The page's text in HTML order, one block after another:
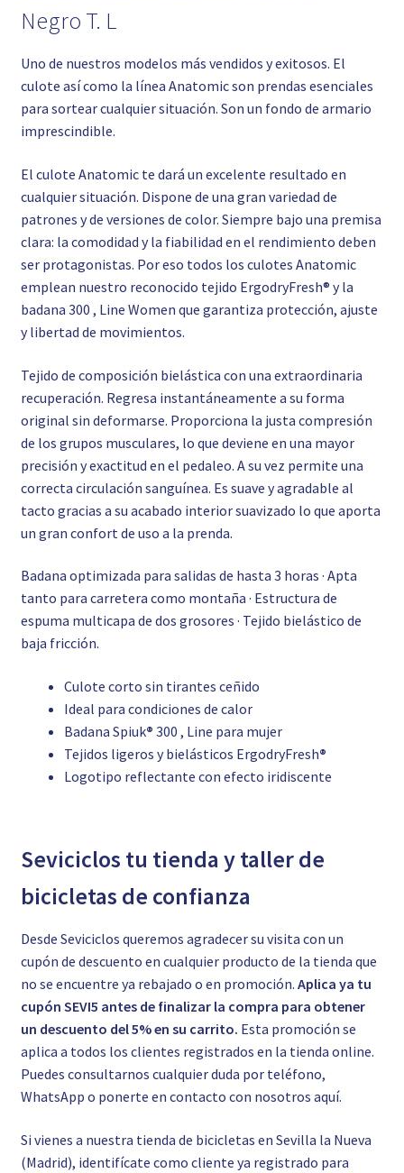
Negro T. L
Uno de nuestros modelos más vendidos y exitosos. El
culote así como la línea Anatomic son prendas esenciales
para sortear cualquier situación. Son un fondo de armario
imprescindible.
El culote Anatomic te dará un excelente resultado en
cualquier situación. Dispone de una gran variedad de
patrones y de versiones de color. Siempre bajo una premisa
clara: la comodidad y la fiabilidad en el rendimiento deben
ser protagonistas. Por eso todos los culotes Anatomic
emplean nuestro reconocido tejido ErgodryFresh® y la
badana 300 , Line Women que garantiza protección, ajuste
y libertad de movimientos.
Tejido de composición bielástica con una extraordinaria
recuperación. Regresa instantáneamente a su forma
original sin deformarse. Proporciona la justa compresión
de los grupos musculares, lo que deviene en una mayor
precisión y exactitud en el pedaleo. A su vez permite una
correcta circulación sanguínea. Es suave y agradable al
tacto gracias a su acabado interior suavizado lo que aporta
un gran confort de uso a la prenda.
Badana optimizada para salidas de hasta 3 horas · Apta
tanto para carretera como montaña · Estructura de
espuma multicapa de dos grosores · Tejido bielástico de
baja fricción.
Culote corto sin tirantes ceñido
Ideal para condiciones de calor
Badana Spiuk® 300 , Line para mujer
Tejidos ligeros y bielásticos ErgodryFresh®
Logotipo reflectante con efecto iridiscente
Seviciclos tu tienda y taller de
bicicletas de confianza
Desde Seviciclos queremos agradecer su visita con un
cupón de descuento en cualquier producto de la tienda que
no se encuentre ya rebajado o en promoción. Aplica ya tu
cupón SEVI5 antes de finalizar la compra para obtener
un descuento del 5% en su carrito. Esta promoción se
aplica a todos los clientes registrados en la tienda online.
Puedes consultarnos cualquier duda por teléfono,
WhatsApp o ponerte en contacto con nosotros aquí.
Si vienes a nuestra tienda de bicicletas en Sevilla la Nueva
(Madrid), identifícate como cliente ya registrado para